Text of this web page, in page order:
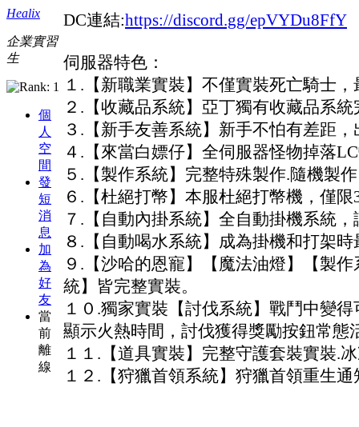
Healix
企業實習
生
個
人
空
間
發
短
消
息
加
為
好
友
當
前
離
線
DC連結:https://discord.gg/epVYDu8FfY
伺服器特色：
１.【新職業實裝】不僅實裝死亡騎士
２.【收藏品系統】亞丁獨有收藏品系
３.【新手友善系統】新手不怕有差距
４.【來當白嫖仔】全伺服器怪物掉落
５.【製作系統】完整特殊製作.隨機製
６.【杜絕打幣】本服杜絕打幣機，僅
７.【自動內掛系統】全自動掛機系統
８.【自動喝水系統】成為掛機和打架
９.【沙哈的恩寵】【魔法油燈】【製
統】皆完整實裝。
１０.獨家實裝【討伐系統】戰鬥中變
顯示火熱時間，討伐獲得獎勵按鈕常態
１１.【道具實裝】完整守護套裝實裝.
１２.【狩獵首領系統】狩獵首領重生